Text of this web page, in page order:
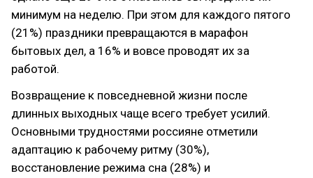
минимум на неделю. При этом для каждого пятого
(21%) праздники превращаются в марафон
бытовых дел, а 16% и вовсе проводят их за
работой.
Возвращение к повседневной жизни после
длинных выходных чаще всего требует усилий.
Основными трудностями россияне отметили
адаптацию к рабочему ритму (30%),
восстановление режима сна (28%) и